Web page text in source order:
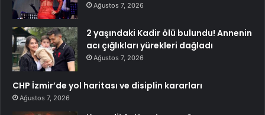
Ağustos 7, 2026
2 yaşındaki Kadir ölü bulundu! Annenin
acı çığlıkları yürekleri dağladı
Ağustos 7, 2026
CHP İzmir’de yol haritası ve disiplin kararları
Ağustos 7, 2026